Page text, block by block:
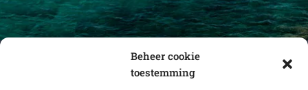
Beheer cookie
toestemming
Ontvang maandelijks updates over